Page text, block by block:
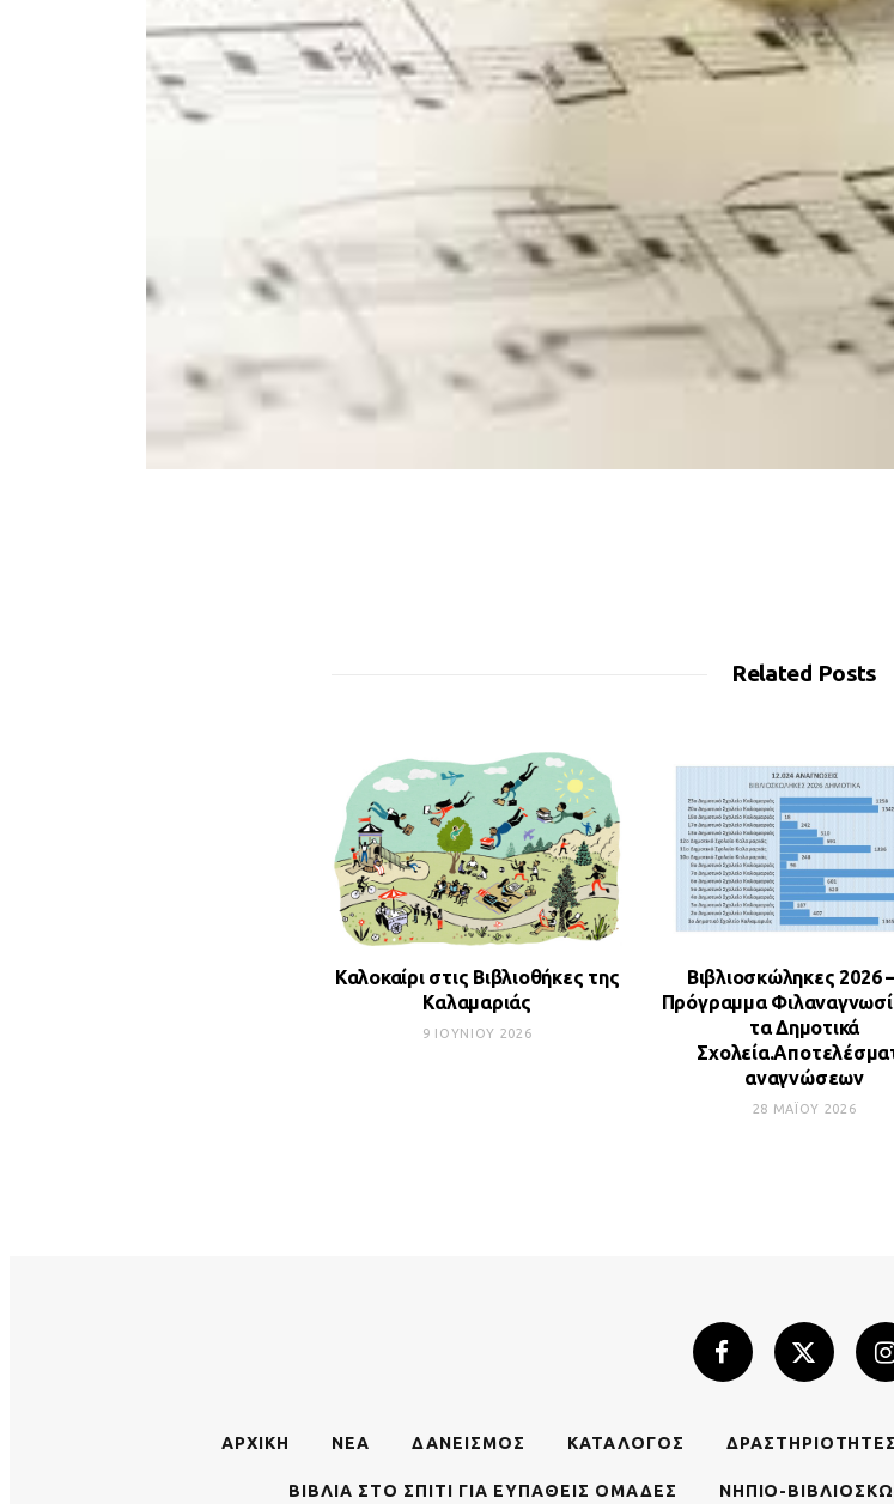
Related Posts
Καλοκαίρι στις Βιβλιοθήκες της
Καλαμαριάς
9 ΙΟΥΝΊΟΥ 2026
Βιβλιοσκώληκες 2026
Πρόγραμμα
τα Δημοτικά
αναγνώσεων
28 ΜΑΪ́ΟΥ 2026
ΑΡΧΙΚΉ ΝΈΑ ΔΑΝΕΙΣΜΌΣ ΚΑΤΆΛΟΓΟΣ ΔΡΑΣΤΗΡΙΌΤΗΤΕΣ
ΒΙΒΛΊΑ ΣΤΟ ΣΠΊΤΙ ΓΙΑ ΕΥΠΑΘΕΊΣ ΟΜΆΔΕΣ ΝΗΠΙΟ-